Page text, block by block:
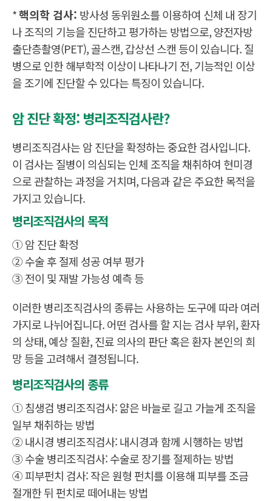
*핵의학 검사: 방사성 동위원소를 이용하여 신체 내 장기
나 조직의 기능을 진단하고 평가하는 방법으로, 양전자방
출단층촬영(PET), 골스캔, 갑상선 스캔 등이 있습니다. 질
병으로 인한 해부학적 이상이 나타나기 전, 기능적인 이상
을 조기에 진단할 수 있다는 특징이 있습니다.
암 진단 확정: 병리조직검사란?
병리조직검사는 암 진단을 확정하는 중요한 검사입니다.
이 검사는 질병이 의심되는 인체 조직을 채취하여 현미경
으로 관찰하는 과정을 거치며, 다음과 같은 주요한 목적을
가지고 있습니다.
병리조직검사의 목적
① 암 진단 확정
② 수술 후 절제 성공 여부 평가
③ 전이 및 재발 가능성 예측 등
이러한 병리조직검사의 종류는 사용하는 도구에 따라 여러
가지로 나뉘어집니다. 어떤 검사를 할 지는 검사 부위, 환자
의 상태, 예상 질환, 진료 의사의 판단 혹은 환자 본인의 희
망 등을 고려해서 결정됩니다.
병리조직검사의 종류
① 침생검 병리조직검사: 얆은 바늘로 길고 가늘게 조직을
일부 채취하는 방법
② 내시경 병리조직검사: 내시경과 함께 시행하는 방법
③ 수술 병리조직검사: 수술로 장기를 절제하는 방법
④ 피부펀치 검사: 작은 원형 펀치를 이용해 피부를 조금
절개한 뒤 펀치로 떼어내는 방법